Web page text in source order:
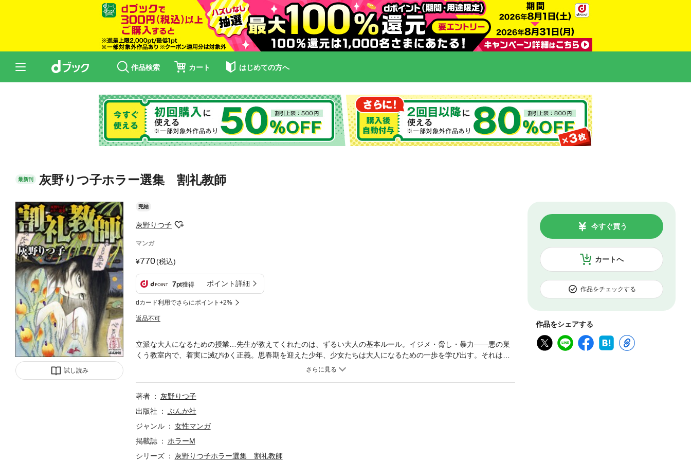
作品検索 カート はじめての方へ
最新刊 灰野りつ子ホラー選集 割礼教師
試し読み
完結
灰野りつ子
マンガ
770(税込)
7pt獲得 ポイント詳細
dカード利用でさらにポイント+2%
返品不可
カートへ
今すぐ買う
作品をチェックする
作品をシェアする
立派な大人になるための授業…先生が教えてくれたのは、ずるい大人の基本ルール。イジメ・脅し・暴力――悪の巣
くう教室内で、着実に滅びゆく正義。思春期を迎えた少年、少女たちは大人になるための一歩を学び出す。それは浅
ましい恐怖の授業だった……。「ハイエナ少女の血とガッツ」の続編を含む、灰野りつ子傑作ホラー集!!
著者
灰野りつ子
出版社
ぶんか社
ジャンル
女性マンガ
掲載誌
ホラーM
シリーズ
灰野りつ子ホラー選集 割礼教師